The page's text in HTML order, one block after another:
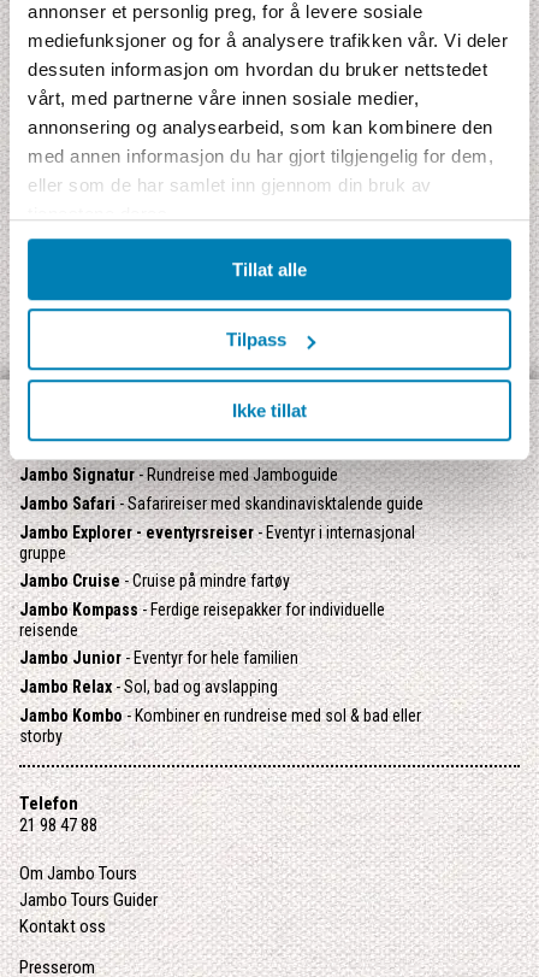
annonser et personlig preg, for å levere sosiale
mediefunksjoner og for å analysere trafikken vår. Vi deler
dessuten informasjon om hvordan du bruker nettstedet
vårt, med partnerne våre innen sosiale medier,
annonsering og analysearbeid, som kan kombinere den
med annen informasjon du har gjort tilgjengelig for dem,
eller som de har samlet inn gjennom din bruk av
Tillat alle
Tilpass
Ikke tillat
Antall netter
OPPDAG VÅRE ULIKE TYPER REISER:
Jambo Signatur- Rundreise med Jamboguide
Jambo Safari- Safarireiser med skandinavisktalende guide
Jambo Explorer - eventyrsreiser- Eventyr i internasjonal
gruppe
Jambo Cruise- Cruise på mindre fartøy
Jambo Kompass- Ferdige reisepakker for individuelle
reisende
Jambo Junior- Eventyr for hele familien
Jambo Relax- Sol, bad og avslapping
Jambo Kombo- Kombiner en rundreise med sol & bad eller
storby
Telefon
21 98 47 88
Om Jambo Tours
Jambo Tours Guider
Kontakt oss
Presserom